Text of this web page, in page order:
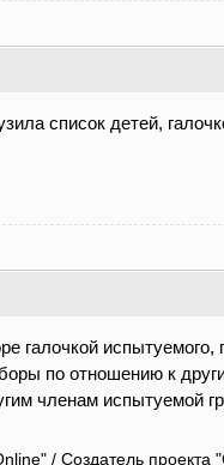
список детей,
галочкой
по отношению к
членам испытуемой
/ Создатель